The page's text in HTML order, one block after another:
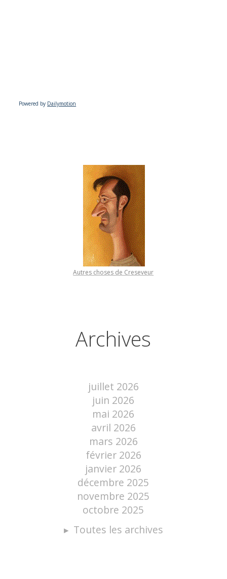
Powered by Dailymotion
Autres choses de Creseveur
Archives
juillet 2026
juin 2026
mai 2026
avril 2026
mars 2026
février 2026
janvier 2026
décembre 2025
novembre 2025
octobre 2025
Toutes les archives